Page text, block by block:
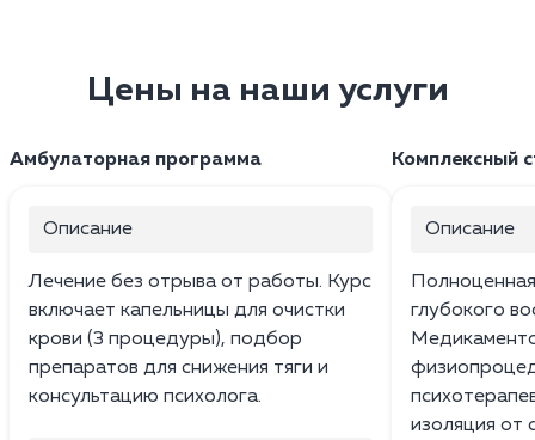
Цены на наши услуги
Амбулаторная программа
Описание
Лечение без отрыва от работы. Курс
включает капельницы для очистки
крови (3 процедуры), подбор
препаратов для снижения тяги и
консультацию психолога.
Комплексный
Описание
глубокого
изоляция от